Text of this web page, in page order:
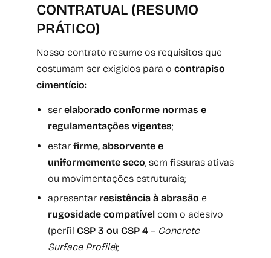
CONTRATUAL (RESUMO
PRÁTICO)
Nosso contrato resume os requisitos que
costumam ser exigidos para o contrapiso
cimentício:
serelaborado conforme normas e
regulamentações vigentes;
estarfirme, absorvente e
uniformemente seco , sem fissuras ativas
ou movimentações estruturais;
apresentar resistência à abrasão e
rugosidade compatível com o adesivo
(perfilCSP 3 ou CSP 4 – Concrete
Surface Profile);